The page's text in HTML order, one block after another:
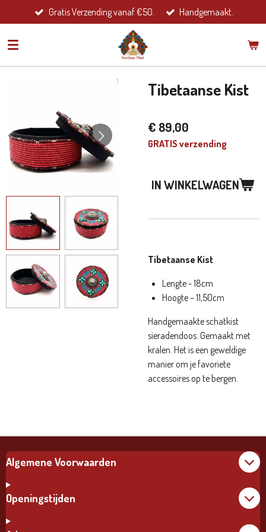
direct
naar
hoofdinhoud
Gratis Verzending vanaf €50. Handgemaakt.
Tibetaanse Kist
€ 89,00
GRATIS verzending
IN WINKELWAGEN
Tibetaanse Kist
Lengte - 18cm
Hoogte – 11,50cm
Handgemaakte schatkist
sieradendoos. Gemaakt met
kralen. Het is een geweldige
manier om je favoriete
accessoires op te bergen.
Algemene Voorwaarden
Openingstijden